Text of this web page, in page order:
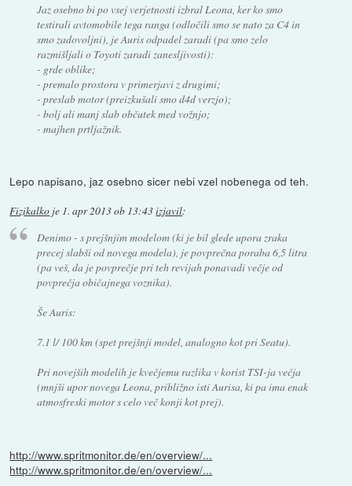
Jaz osebno bi po vsej verjetnosti izbral Leona, ker ko smo
testirali avtomobile tega ranga (odločili smo se nato za C4 in
smo zadovoljni), je Auris odpadel zaradi (pa smo zelo
razmišljali o Toyoti zaradi zanesljivosti):
- grde oblike;
- premalo prostora v primerjavi z drugimi;
- preslab motor (preizkušali smo d4d verzjo);
- bolj ali manj slab občutek med vožnjo;
- majhen prtljažnik.
Lepo napisano, jaz osebno sicer nebi vzel nobenega od teh.
Fizikalko je 1. apr 2013 ob 13:43izjavil:
Denimo - s prejšnjim modelom (ki je bil glede upora zraka
precej slabši od novega modela), je povprečna poraba 6,5 litra
(pa veš, da je povprečje pri teh revijah ponavadi večje od
povprečja običajnega voznika).
Še Auris:
7.1 l/ 100 km (spet prejšnji model, analogno kot pri Seatu).
Pri novejših modelih je kvečjemu razlika v korist TSI-ja večja
(mnjši upor novega Leona, približno isti Aurisa, ki pa ima enak
atmosfreski motor s celo več konji kot prej).
http://www.spritmonitor.de/en/overview/...
http://www.spritmonitor.de/en/overview/...